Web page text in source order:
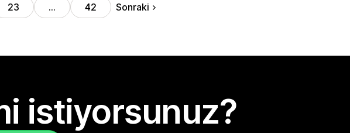
23 … 42 Sonraki
istiyorsunuz?